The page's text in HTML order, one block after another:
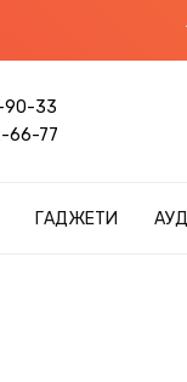
90-33
66-77
ГАДЖЕТИ